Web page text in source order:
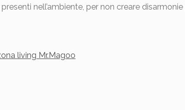
nell’ambiente, per non creare